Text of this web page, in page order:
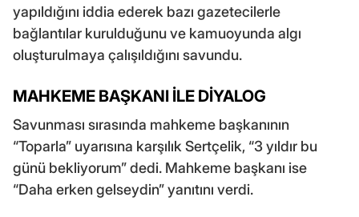
yapıldığını iddia ederek bazı gazetecilerle
bağlantılar kurulduğunu ve kamuoyunda algı
oluşturulmaya çalışıldığını savundu.
MAHKEME BAŞKANI İLE DİYALOG
Savunması sırasında mahkeme başkanının
“Toparla” uyarısına karşılık Sertçelik, “3 yıldır bu
günü bekliyorum” dedi. Mahkeme başkanı ise
“Daha erken gelseydin” yanıtını verdi.